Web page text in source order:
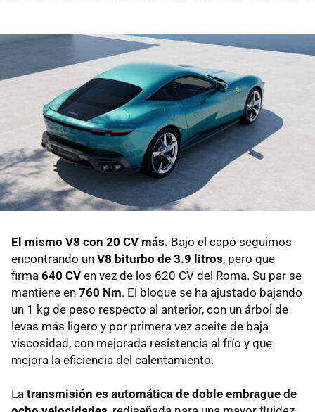
El mismo V8 con 20 CV más. Bajo el capó seguimos
encontrando un V8 biturbo de 3.9 litros, pero que
firma 640 CV en vez de los 620 CV del Roma. Su par se
mantiene en 760 Nm. El bloque se ha ajustado bajando
un 1 kg de peso respecto al anterior, con un árbol de
levas más ligero y por primera vez aceite de baja
viscosidad, con mejorada resistencia al frío y que
mejora la eficiencia del calentamiento.
La transmisión es automática de doble embrague de